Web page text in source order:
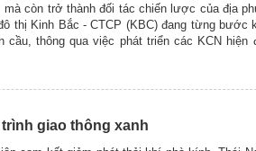
còn trở thành đối tác chiến lược của địa
thị Kinh Bắc - CTCP (KBC) đang từng bước
cầu, thông qua việc phát triển các KCN
giao thông xanh